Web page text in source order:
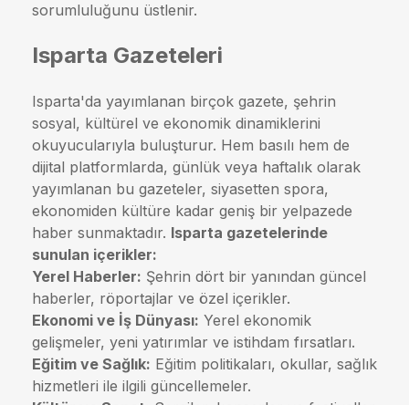
sorumluluğunu üstlenir.
Isparta Gazeteleri
Isparta'da yayımlanan birçok gazete, şehrin
sosyal, kültürel ve ekonomik dinamiklerini
okuyucularıyla buluşturur. Hem basılı hem de
dijital platformlarda, günlük veya haftalık olarak
yayımlanan bu gazeteler, siyasetten spora,
ekonomiden kültüre kadar geniş bir yelpazede
haber sunmaktadır. Isparta gazetelerinde
sunulan içerikler:
Yerel Haberler: Şehrin dört bir yanından güncel
haberler, röportajlar ve özel içerikler.
Ekonomi ve İş Dünyası: Yerel ekonomik
gelişmeler, yeni yatırımlar ve istihdam fırsatları.
Eğitim ve Sağlık: Eğitim politikaları, okullar, sağlık
hizmetleri ile ilgili güncellemeler.